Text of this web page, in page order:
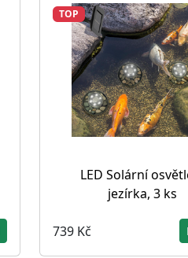
TOP
LED Solární
jezírka, 3 ks
739 Kč